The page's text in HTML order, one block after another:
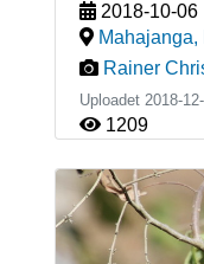
2018-10-06
Mahajanga,
Rainer
Uploadet 2018-
1209